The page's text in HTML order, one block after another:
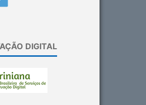
DIGITAL